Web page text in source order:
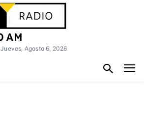
Jueves, Agosto 6, 2026